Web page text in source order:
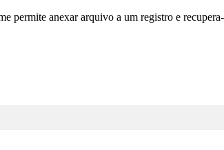
permite anexar arquivo a um registro e